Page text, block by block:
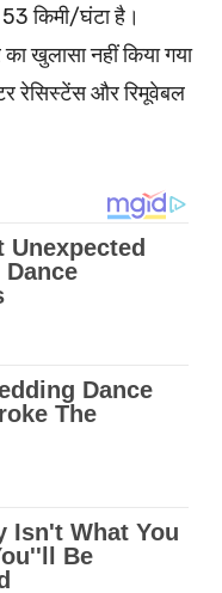
किमी/घंटा है।
खुलासा नहीं किया गया
रेसिस्टेंस और रिमूवेबल